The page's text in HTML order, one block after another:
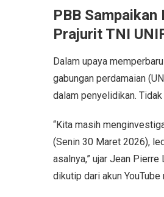
PBB
Prajurit TNI
Dalam upaya
gabungan perdamaian
dalam penyelidikan.
“Kita masih
(Senin 30 Maret 2026),
asalnya,” ujar Jean
dikutip dari akun YouTube